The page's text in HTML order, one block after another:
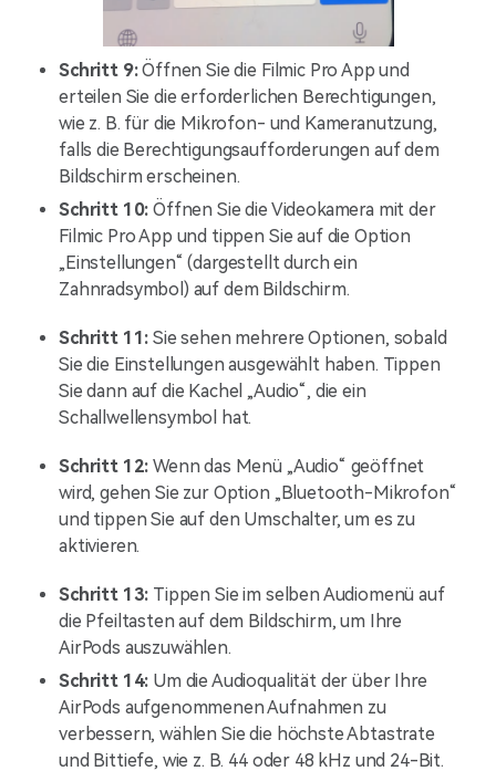
Schritt 9:Öffnen Sie die Filmic Pro App und
erteilen Sie die erforderlichen Berechtigungen,
wie z. B. für die Mikrofon- und Kameranutzung,
falls die Berechtigungsaufforderungen auf dem
Bildschirm erscheinen.
Schritt 10:Öffnen Sie die Videokamera mit der
Filmic Pro App und tippen Sie auf die Option
„Einstellungen“ (dargestellt durch ein
Zahnradsymbol) auf dem Bildschirm.
Schritt 11: Sie sehen mehrere Optionen, sobald
Sie die Einstellungen ausgewählt haben. Tippen
Sie dann auf die Kachel „Audio“, die ein
Schallwellensymbol hat.
Schritt 12: Wenn das Menü „Audio“ geöffnet
wird, gehen Sie zur Option „Bluetooth-Mikrofon“
und tippen Sie auf den Umschalter, um es zu
aktivieren.
Schritt 13: Tippen Sie im selben Audiomenü auf
die Pfeiltasten auf dem Bildschirm, um Ihre
AirPods auszuwählen.
Schritt 14: Um die Audioqualität der über Ihre
AirPods aufgenommenen Aufnahmen zu
verbessern, wählen Sie die höchste Abtastrate
und Bittiefe, wie z. B. 44 oder 48 kHz und 24-Bit.